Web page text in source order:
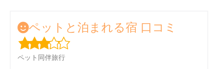
ペットと泊まれる宿 口コミ
ペット同伴旅行